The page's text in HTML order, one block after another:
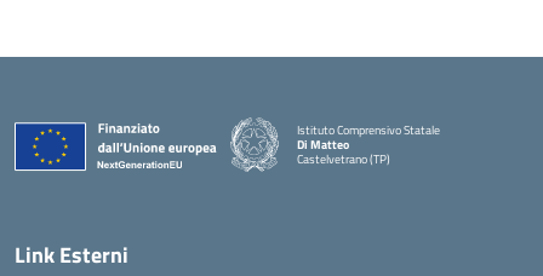
Istituto Comprensivo Statale
Di Matteo
Castelvetrano (TP)
Link Esterni